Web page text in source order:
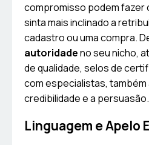
compromisso podem fazer
sinta mais inclinado a
cadastro ou uma compra.
autoridadeno seu nicho,
de qualidade, selos de
com especialistas, também
credibilidade e a persuasão.
Linguagem e Apelo